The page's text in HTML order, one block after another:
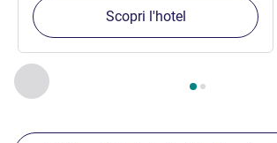
Precedente - Nostre ulteriori strutture
Pagina , Nostre ulteriori strutture
Scopri l'hotel